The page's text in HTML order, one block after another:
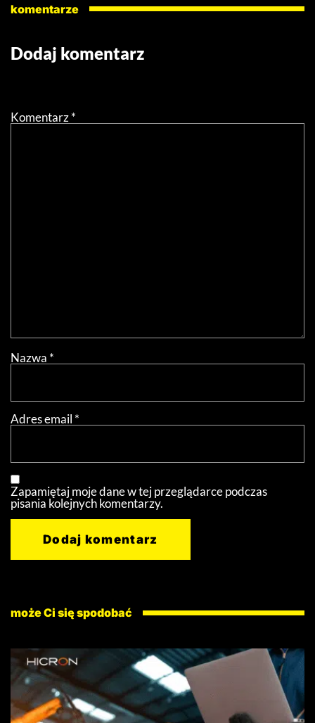
komentarze
Dodaj komentarz
Komentarz*
Nazwa *
Adres email *
Zapamiętaj moje dane w tej przeglądarce podczas
pisania kolejnych komentarzy.
może Ci się spodobać